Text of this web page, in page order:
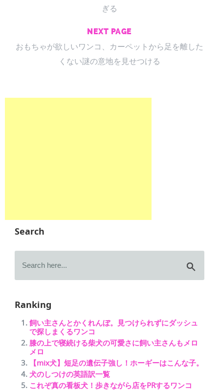
ぎる
NEXT PAGE
おもちゃが欲しいワンコ、カーペットから足を離した
くない謎の意地を見せつける
Search
Ranking
飼い主さんとかくれんぼ。見つけられずにダッシュ
で探しまくるワンコ
膝の上で寝続ける柴犬の可愛さに飼い主さんもメロ
メロ
【mix犬】短足の遺伝子強し！ホーギーはこんな子。
犬のしつけの英語訳一覧
これぞ真の看板犬！歩きながら店をPRするワンコ